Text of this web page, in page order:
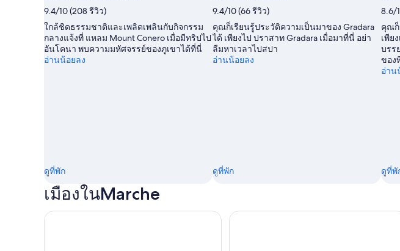
โดย
Massimiliano
Bozzolasco
🇮🇹
9.4/10 (208 รีวิว)
ใกล้ชิดธรรมชาติและเพลิดเพลินกับกิจกรรม
กลางแจ้งที่ แหลม Mount Conero เมื่อมีทริปไป
อันโคนา พบความมหัศจรรย์ของภูเขาได้ที่นี่
อ่านน้อยลง
ดูที่พัก
9.4/10 (66 รีวิว)
คุณก็เรียนรู้ประวัติความเป็นมาของ Gradara
ได้ เพียงไป ปราสาท Gradara เมื่อมาที่นี่ อย่า
ลืมหาเวลาไปสปา
อ่านน้อยลง
ดูที่พัก
8.6/
คุณก็
เพีย
บรร
ของ
อ่าน
ดูที่พั
เมืองในMarche